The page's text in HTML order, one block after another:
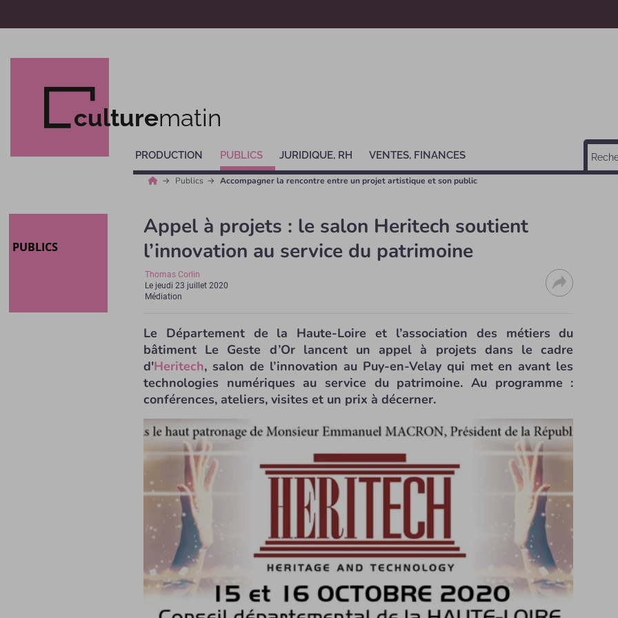
culturematin
PRODUCTION PUBLICS JURIDIQUE, RH VENTES, FINANCES
Publics Accompagner la rencontre entre un projet artistique et son public
PUBLICS
Appel à projets : le salon Heritech soutient
l’innovation au service du patrimoine
Thomas Corlin
Le jeudi 23 juillet 2020
Médiation
Le Département de la Haute-Loire et l’association des métiers du
bâtiment Le Geste d’Or lancent un appel à projets dans le cadre
d'Heritech, salon de l’innovation au Puy-en-Velay qui met en avant les
technologies numériques au service du patrimoine. Au programme :
conférences, ateliers, visites et un prix à décerner.